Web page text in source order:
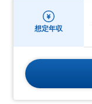
想定年収